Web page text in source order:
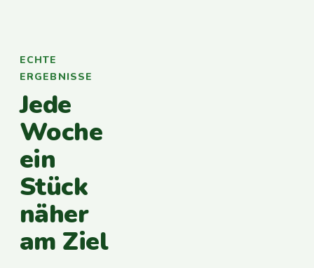
ECHTE
ERGEBNISSE
Jede
Woche
ein
Stück
näher
am Ziel